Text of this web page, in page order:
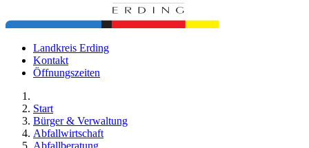
Landkreis Erding
Kontakt
Öffnungszeiten
Start
Bürger & Verwaltung
Abfallwirtschaft
Abfallberatung